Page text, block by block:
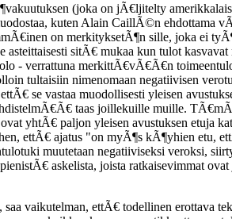
(joka on jÃ€ljitelty
kuten Alain CaillÃ©n ehdottama
on merkityksetÃ¶n sille, joka ei
sitÃ€ mukaa kun tulot
verrattuna merkittÃ€vÃ€Ã€n
tultaisiin nimenomaan negatiivisen
se vastaa muodollisesti yleisen
taas joillekuille muille.
yhtÃ€ paljon yleisen avustuksen etuja
ettÃ€ ajatus "on myÃ¶s kÃ¶yhien etu,
muutetaan negatiiviseksi veroksi,
askelista, joista ratkaisevimmat
vaikutelman, ettÃ€ todellinen erottava